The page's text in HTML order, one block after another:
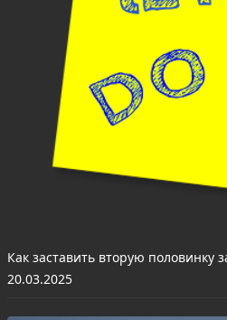
Как заставить вторую половинку
20.03.2025